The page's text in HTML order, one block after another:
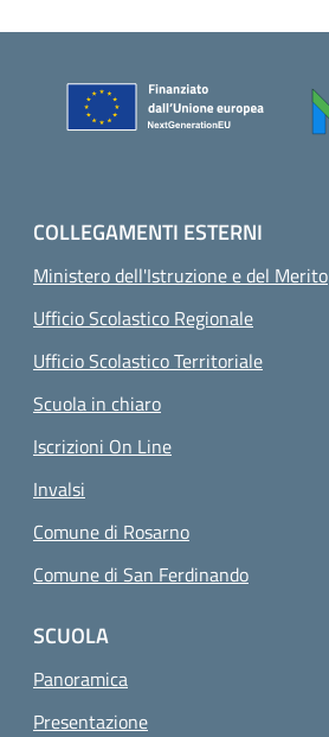
COLLEGAMENTI ESTERNI
Ministero dell'Istruzione e del Merito
Ufficio Scolastico Regionale
Ufficio Scolastico Territoriale
Scuola in chiaro
Iscrizioni On Line
Invalsi
Comune di Rosarno
Comune di San Ferdinando
SCUOLA
Panoramica
Presentazione